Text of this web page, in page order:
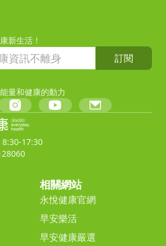
新生活！
訂閱
量和健康的動力
8:30-17:30
相關網站
永悅健康官網
早安樂活
早安健康嚴選